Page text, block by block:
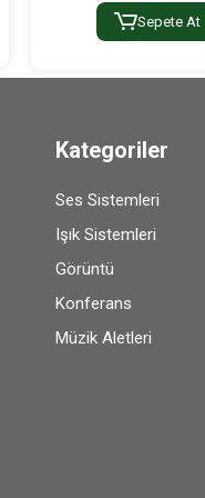
Sepete At
Kategoriler
Ses Sistemleri
Işık Sistemleri
Görüntü
Konferans
Müzik Aletleri